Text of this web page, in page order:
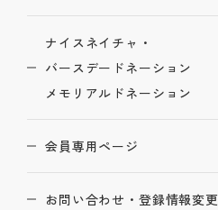
ナイスネイチャ・
バースデードネーション
メモリアルドネーション
会員専用ページ
お問い合わせ・登録情報変更